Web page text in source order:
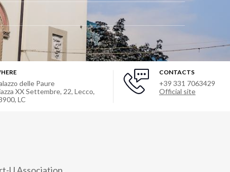
delle Paure
XX Settembre, 22, Lecco,
LC
CONTACTS
+39 331 7063429
Official site